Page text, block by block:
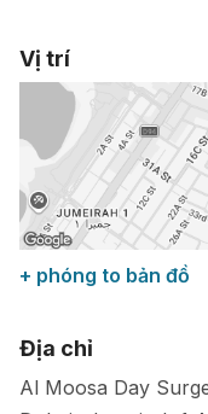
Vị trí
+ phóng to bản đồ
Địa chỉ
Al Moosa Day